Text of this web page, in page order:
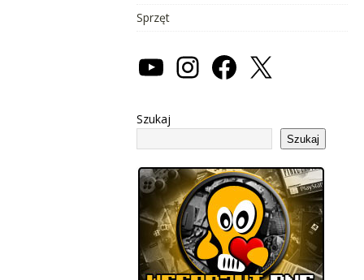
Sprzęt
Szukaj
Szukaj